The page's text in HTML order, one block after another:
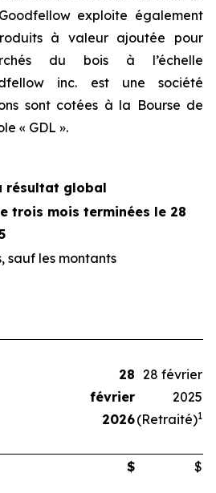
exploite également
à valeur ajoutée pour
du bois à l’échelle
inc. est une société
sont cotées à la Bourse de
« GDL ».
résultat global
trois mois terminées le 28
sauf les montants
28
février
2026
28 février
2025
(Retraité)1
$ $